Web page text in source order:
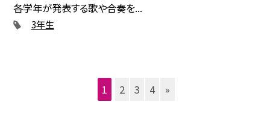
各学年が発表する歌や合奏を...
3年生
1 2 3 4 »